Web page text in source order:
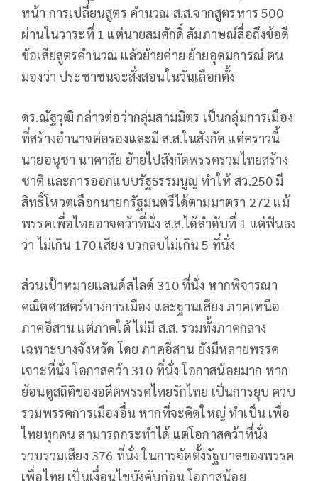
หน้า การเปลี่ยนสูตร คำนวณ ส.ส.จากสูตรหาร 500
ผ่านในวาระที่ 1 แต่นายสมศักดิ์ สัมภาษณ์สื่อถึงข้อดี
ข้อเสียสูตรคำนวณ แล้วย้ายค่าย ย้ายอุดมการณ์ ตน
มองว่า ประชาชนจะสั่งสอนในวันเลือกตั้ง
ดร.ณัฐวุฒิ กล่าวต่อว่ากลุ่มสามมิตร เป็นกลุ่มการเมือง
ที่สร้างอำนาจต่อรองและมี ส.ส.ในสังกัด แต่คราวนี้
นายอนุชา นาคาสัย ย้ายไปสังกัดพรรครวมไทยสร้าง
ชาติ และการออกแบบรัฐธรรมนูญ ทำให้ สว.250 มี
สิทธิ์โหวตเลือกนายกรัฐมนตรีได้ตามมาตรา 272 แม้
พรรคเพื่อไทยอาจคว้าที่นั่ง ส.ส.ได้ลำดับที่ 1 แต่ฟันธง
ว่า ไม่เกิน 170 เสียง บวกลบไม่เกิน 5 ที่นั่ง
ส่วนเป้าหมายแลนด์สไลด์ 310 ที่นั่ง หากพิจารณา
คณิตศาสตร์ทางการเมือง และฐานเสียง ภาคเหนือ
ภาคอีสาน แต่ภาคใต้ ไม่มี ส.ส. รวมทั้งภาคกลาง
เฉพาะบางจังหวัด โดย ภาคอีสาน ยังมีหลายพรรค
เจาะที่นั่ง โอกาสคว้า 310 ที่นั่ง โอกาสน้อยมาก หาก
ย้อนดูสถิติของอดีตพรรคไทยรักไทย เป็นการยุบ ควบ
รวมพรรคการเมืองอื่น หากที่จะคิดใหญ่ ทำเป็น เพื่อ
ไทยทุกคน สามารถกระทำได้ แต่โอกาสคว้าที่นั่ง
รวบรวมเสียง 376 ที่นั่ง ในการจัดตั้งรัฐบาลของพรรค
เพื่อไทย เป็นเงื่อนไขบังคับก่อน โอกาสน้อย